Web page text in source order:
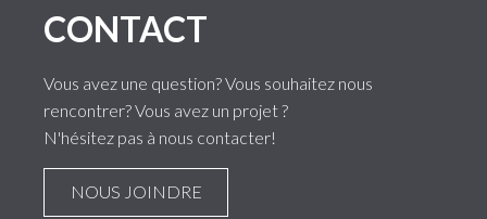
CONTACT
Vous avez une question? Vous souhaitez nous
rencontrer? Vous avez un projet ?
N'hésitez pas à nous contacter!
NOUS JOINDRE